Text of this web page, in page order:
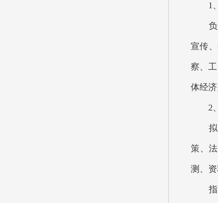
1、
负责
宣传
察、
体经
2、
拟定
策、
测、
指导